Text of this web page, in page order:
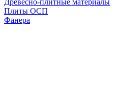
Древесно-плитные материалы
Плиты ОСП
Фанера